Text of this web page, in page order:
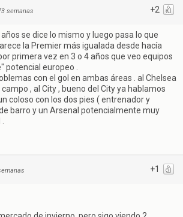
+2
semanas
se dice lo mismo y luego pasa lo que
la Premier más igualada desde hacía
primera vez en 3 o 4 años que veo equipos
potencial europeo .
con el gol en ambas áreas . al Chelsea
, al City , bueno del City ya hablamos
coloso con los dos pies ( entrenador y
barro y un Arsenal potencialmente muy
+1